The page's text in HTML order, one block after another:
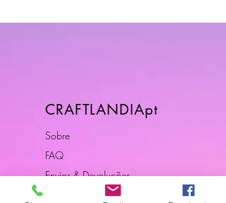
CRAFTLANDIApt
Sobre
FAQ
Envios & Devoluções
Política da Loja